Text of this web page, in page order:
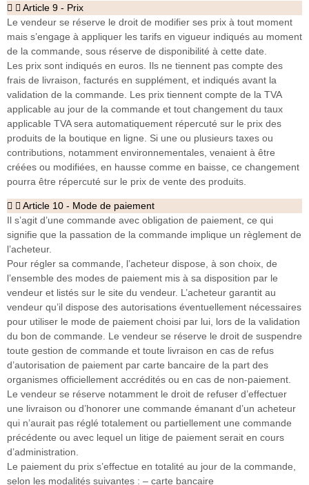
Article 9 - Prix
Le vendeur se réserve le droit de modifier ses prix à tout moment
mais s’engage à appliquer les tarifs en vigueur indiqués au moment
de la commande, sous réserve de disponibilité à cette date.
Les prix sont indiqués en euros. Ils ne tiennent pas compte des
frais de livraison, facturés en supplément, et indiqués avant la
validation de la commande. Les prix tiennent compte de la TVA
applicable au jour de la commande et tout changement du taux
applicable TVA sera automatiquement répercuté sur le prix des
produits de la boutique en ligne. Si une ou plusieurs taxes ou
contributions, notamment environnementales, venaient à être
créées ou modifiées, en hausse comme en baisse, ce changement
pourra être répercuté sur le prix de vente des produits.
Article 10 - Mode de paiement
Il s’agit d’une commande avec obligation de paiement, ce qui
signifie que la passation de la commande implique un règlement de
l’acheteur.
Pour régler sa commande, l’acheteur dispose, à son choix, de
l’ensemble des modes de paiement mis à sa disposition par le
vendeur et listés sur le site du vendeur. L’acheteur garantit au
vendeur qu’il dispose des autorisations éventuellement nécessaires
pour utiliser le mode de paiement choisi par lui, lors de la validation
du bon de commande. Le vendeur se réserve le droit de suspendre
toute gestion de commande et toute livraison en cas de refus
d’autorisation de paiement par carte bancaire de la part des
organismes officiellement accrédités ou en cas de non-paiement.
Le vendeur se réserve notamment le droit de refuser d’effectuer
une livraison ou d’honorer une commande émanant d’un acheteur
qui n’aurait pas réglé totalement ou partiellement une commande
précédente ou avec lequel un litige de paiement serait en cours
d’administration.
Le paiement du prix s’effectue en totalité au jour de la commande,
selon les modalités suivantes : – carte bancaire